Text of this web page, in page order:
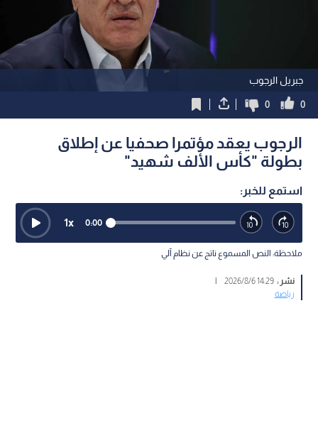
جبريل الرجوب
0
0
الرجوب يعقد مؤتمرا صحفيا عن إطلاق
بطولة "كأس الألف شهيد"
استمع للخبر:
0:00
1x
ملاحظة: النص المسموع ناتج عن نظام آلي
نشر :14:29 2026/8/6
|
رياضة